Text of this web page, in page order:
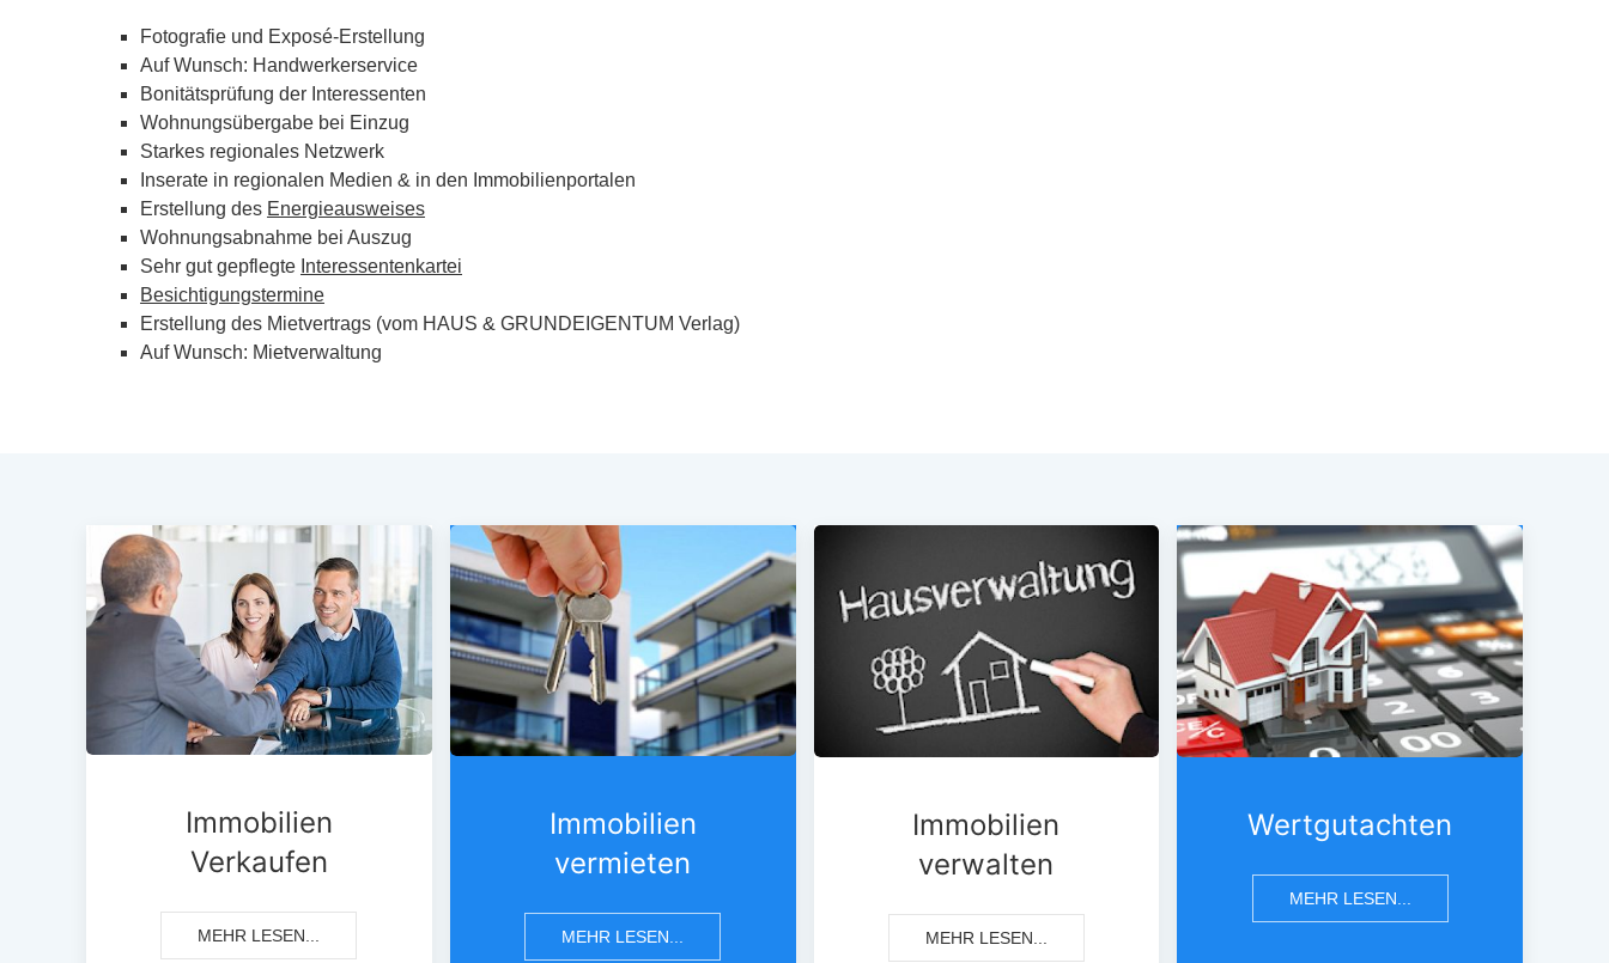
Fotografie und Exposé-Erstellung
Auf Wunsch: Handwerkerservice
Bonitätsprüfung der Interessenten
Wohnungsübergabe bei Einzug
Starkes regionales Netzwerk
Inserate in regionalen Medien & in den Immobilienportalen
Erstellung des Energieausweises
Wohnungsabnahme bei Auszug
Sehr gut gepflegte Interessentenkartei
Besichtigungstermine
Erstellung des Mietvertrags (vom HAUS & GRUNDEIGENTUM Verlag)
Auf Wunsch: Mietverwaltung
Immobilien
Verkaufen
MEHR LESEN...
Immobilien
vermieten
MEHR LESEN...
Immobilien
verwalten
MEHR LESEN...
Wertgutachten
MEHR LESEN...